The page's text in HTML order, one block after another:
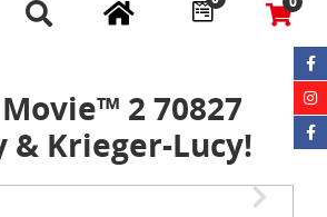
Movie™ 2 70827
Krieger-Lucy!